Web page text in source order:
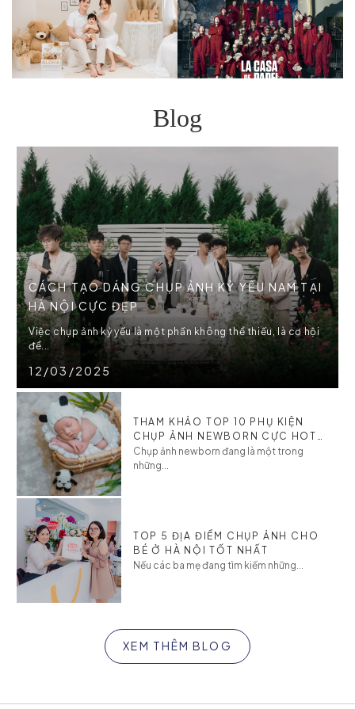
Blog
CÁCH TẠO DÁNG CHỤP ẢNH KỶ YẾU NAM TẠI
HÀ NỘI CỰC ĐẸP
12/03/2025
Việc chụp ảnh kỷ yếu là một phần không thể thiếu, là cơ hội
để...
THAM KHẢO TOP 10 PHỤ KIỆN
CHỤP ẢNH NEWBORN CỰC HOT
CHO BÉ
Chụp ảnh newborn đang là một trong
những...
TOP 5 ĐỊA ĐIỂM CHỤP ẢNH CHO
BÉ Ở HÀ NỘI TỐT NHẤT
Nếu các ba mẹ đang tìm kiếm những...
XEM THÊM BLOG